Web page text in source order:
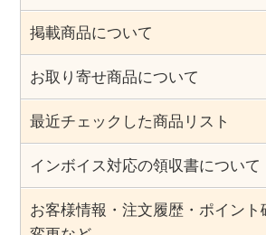
掲載商品について
お取り寄せ商品について
最近チェックした商品リスト
インボイス対応の領収書について
お客様情報・注文履歴・ポイント